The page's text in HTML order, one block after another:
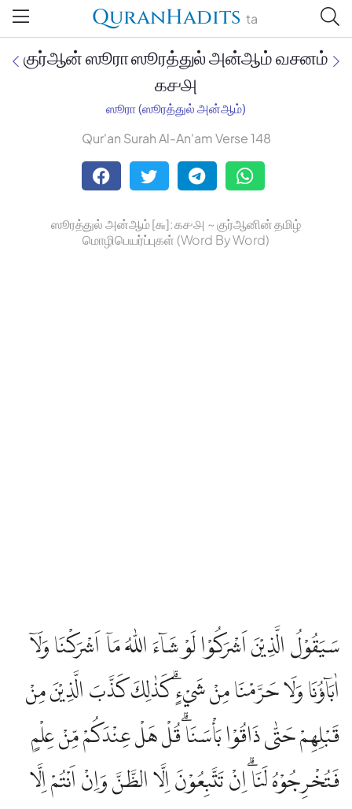
QuranHadits ta
Jan Trust Foundation
Mufti Omar Sheriff Qasimi,
குர்ஆன் ஸூரா ஸூரத்துல் அன்ஆம் வசனம்
௧௪௮
ஸூரா (ஸூரத்துல் அன்ஆம்)
Qur'an Surah Al-An'am Verse 148
ஸூரத்துல் அன்ஆம் [௬]: ௧௪௮ ~ குர்ஆனின் தமிழ்
மொழிபெயர்ப்புகள் (Word By Word)
سَيَقُوْلُ الَّذِيْنَ اَشْرَكُوْا لَوْ شَاۤءَ اللّٰهُ مَآ اَشْرَكْنَا وَلَآ
اٰبَاۤؤُنَا وَلَا حَرَّمْنَا مِنْ شَيْءٍۗ كَذٰلِكَ كَذَّبَ الَّذِيْنَ مِنْ
قَبْلِهِمْ حَتّٰى ذَاقُوْا بَأْسَنَاۗ قُلْ هَلْ عِنْدَكُمْ مِّنْ عِلْمٍ
فَتُخْرِجُوْهُ لَنَاۗ اِنْ تَتَّبِعُوْنَ اِلَّا الظَّنَّ وَاِنْ اَنْتُمْ اِلَّا